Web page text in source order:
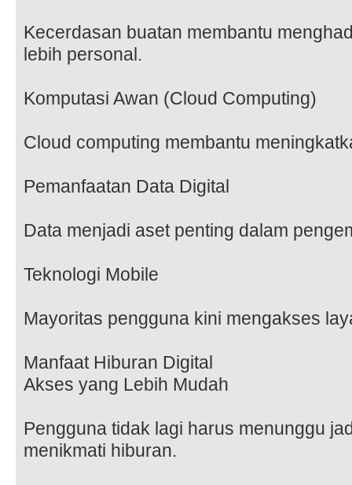
Kecerdasan buatan membantu
lebih personal.
Komputasi Awan (Cloud Computing)
Cloud computing membantu
Pemanfaatan Data Digital
Data menjadi aset penting dalam
Teknologi Mobile
Mayoritas pengguna kini mengakses
Manfaat Hiburan Digital
Akses yang Lebih Mudah
Pengguna tidak lagi harus menunggu
menikmati hiburan.